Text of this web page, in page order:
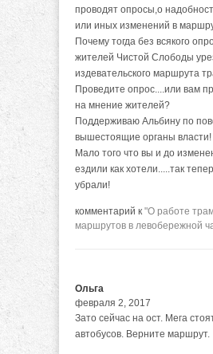
проводят опросы,о
или иных изменений в
Почему тогда без всякого
жителей Чистой Слободы
издевательского маршрута
Проведите опрос....или вам
на мнение жителей?
Поддерживаю Альбину по
вышестоящие органы власти!
Мало того что вы и до
ездили как хотели.....так
убрали!
комментарий к "О работе
маршрутов в левобережной
Ольга
февраля 2, 2017
Зато сейчас на ост. Мега
автобусов. Верните маршрут.